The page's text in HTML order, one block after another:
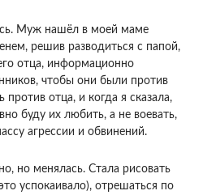
Муж нашёл в моей маме
решив разводиться с папой,
отца, информационно
чтобы они были против
против отца, и когда я сказала,
буду их любить, а не воевать,
агрессии и обвинений.
но менялась. Стала рисовать
успокаивало), отрешаться по